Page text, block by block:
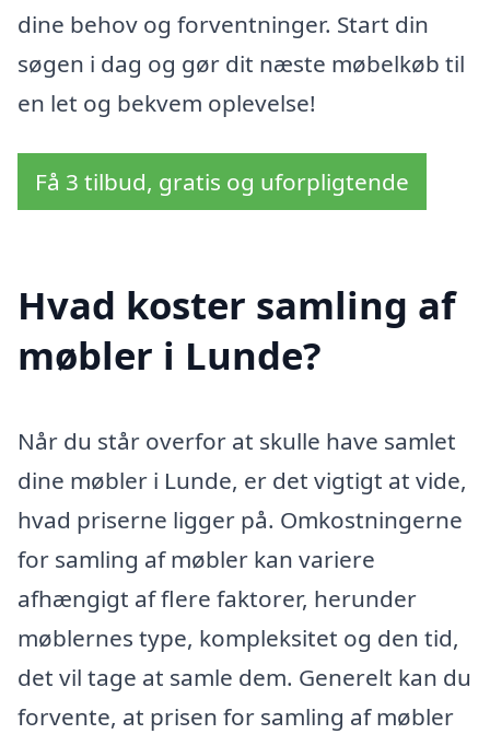
dine behov og forventninger. Start din
søgen i dag og gør dit næste møbelkøb til
en let og bekvem oplevelse!
Få 3 tilbud, gratis og uforpligtende
Hvad koster samling af
møbler i Lunde?
Når du står overfor at skulle have samlet
dine møbler i Lunde, er det vigtigt at vide,
hvad priserne ligger på. Omkostningerne
for samling af møbler kan variere
afhængigt af flere faktorer, herunder
møblernes type, kompleksitet og den tid,
det vil tage at samle dem. Generelt kan du
forvente, at prisen for samling af møbler